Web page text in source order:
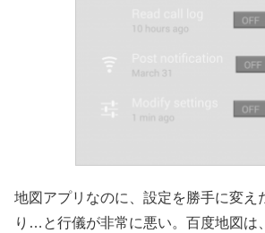
地図アプリなのに、設定を勝手に変え
り…と行儀が非常に悪い。百度地図は